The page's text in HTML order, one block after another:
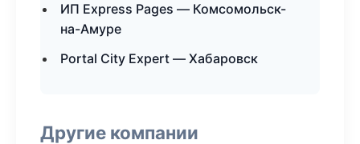
ИП Express Pages — Комсомольск-
на-Амуре
Portal City Expert — Хабаровск
Другие компании